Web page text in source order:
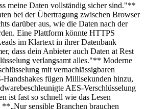
meine Daten vollständig sicher sind."**
bei der Übertragung zwischen Browser
darüber aus, wie die Daten nach der
Eine Plattform könnte HTTPS
im Klartext in ihrer Datenbank
dass dein Anbieter auch Daten at Rest
verlangsamt alles."** Moderne
mit vernachlässigbaren
fügen Millisekunden hinzu,
AES-Verschlüsselung
ist fast so schnell wie das Lesen
sensible Branchen brauchen